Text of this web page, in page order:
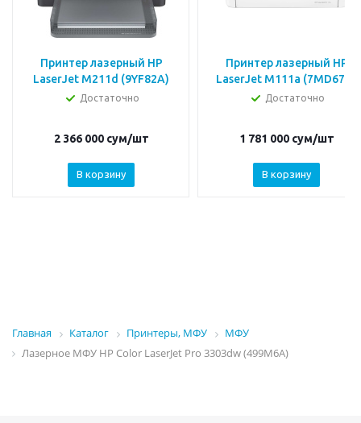
Принтер лазерный HP
LaserJet M211d (9YF82A)
Достаточно
2 366 000сум/шт
В корзину
Принтер лазерный HP
LaserJet M111a (7MD67A)
Достаточно
1 781 000сум/шт
В корзину
Главная Каталог Принтеры, МФУ
МФУ
Лазерное МФУ HP Color LaserJet Pro 3303dw (499M6A)